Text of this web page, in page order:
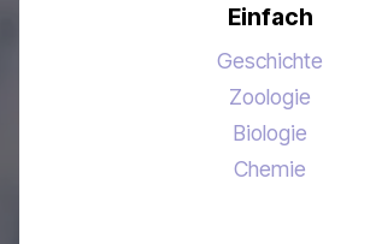
Einfach
Geschichte
Zoologie
Biologie
Chemie